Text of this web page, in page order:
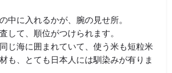
に入れるかが、腕の見せ所。
して、順位がつけられます。
じ海に囲まれていて、使う米も短粒米
も、とても日本人には馴染みが有りま